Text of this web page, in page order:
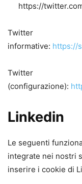
https://
Twitter
informative: https://
Twitter
(configurazione):
Linkedin
Le seguenti
integrate nei nostri
inserire i cookie di